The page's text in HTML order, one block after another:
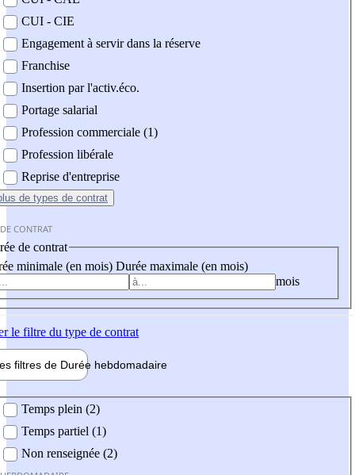
CUI - CIE
Engagement à servir dans la réserve
Franchise
Insertion par l'activ.éco.
Portage salarial
Profession commerciale (1)
Profession libérale
Reprise d'entreprise
de types de contrat
CONTRAT
de contrat
minimale (en mois) Durée maximale (en mois)
mois
le filtre du type de contrat
filtres de Durée hebdomadaire
Temps plein (2)
Temps partiel (1)
Non renseignée (2)